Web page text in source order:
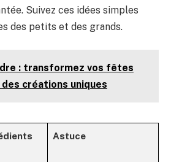
Suivez ces idées simples
des petits et des grands.
: transformez vos fêtes
créations uniques
Astuce